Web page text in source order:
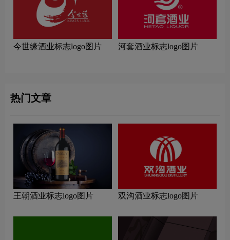
今世缘酒业标志logo图片 河套酒业标志logo图片
热门文章
王朝酒业标志logo图片 双沟酒业标志logo图片